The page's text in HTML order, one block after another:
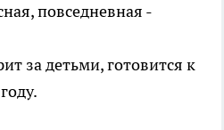
повседневная -
за детьми, готовится к